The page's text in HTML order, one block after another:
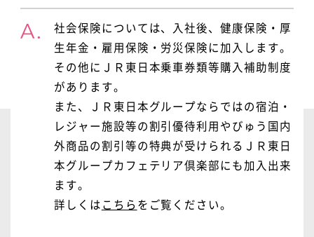
社会保険については、入社後、健康保険・厚
生年金・雇用保険・労災保険に加入します。
その他にＪＲ東日本乗車券類等購入補助制度
があります。
また、ＪＲ東日本グループならではの宿泊・
レジャー施設等の割引優待利用やびゅう国内
外商品の割引等の特典が受けられるＪＲ東日
本グループカフェテリア倶楽部にも加入出来
ます。
詳しくはこちらをご覧ください。